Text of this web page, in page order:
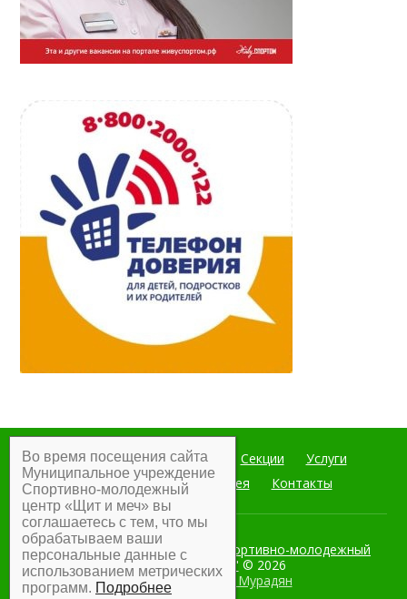
Главная Мероприятия Секции
Услуги
Документы
Фотогалерея Контакты
Муниципальное учреждение Спортивно-молодежный
центр "Щит и меч" © 2026
Разработка:Армен Мурадян
Во время посещения сайта
Муниципальное учреждение
Спортивно-молодежный
центр «Щит и меч» вы
соглашаетесь с тем, что мы
обрабатываем ваши
персональные данные с
использованием метрических
программ. Подробнее